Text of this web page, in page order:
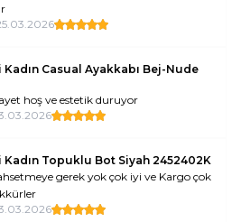
Kadın Casual Ayakkabı Bej-Nude
hoş ve estetik duruyor
Kadın Topuklu Bot Siyah 2452402K
gerek yok çok iyi ve Kargo çok